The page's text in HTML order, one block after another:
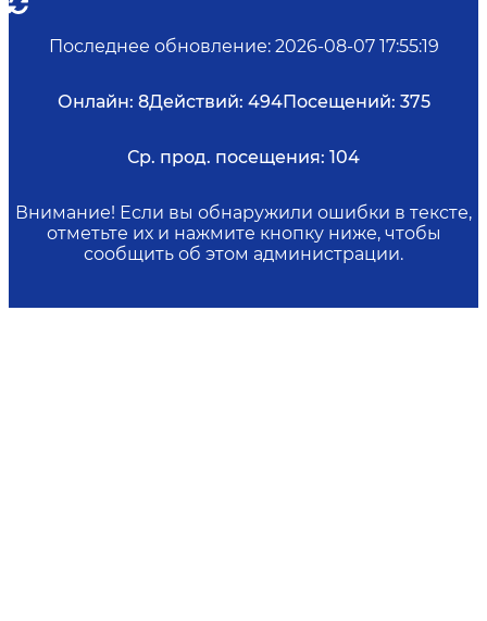
Последнее обновление: 2026-08-07 17:55:19
Онлайн: 8Действий: 494Посещений: 375
Ср. прод. посещения: 104
Внимание! Если вы обнаружили ошибки в тексте,
отметьте их и нажмите кнопку ниже, чтобы
сообщить об этом администрации.